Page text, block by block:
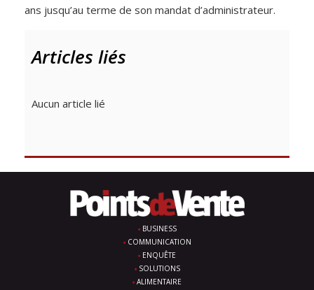
ans jusqu’au terme de son mandat d’administrateur.
Articles liés
Aucun article lié
BUSINESS
COMMUNICATION
ENQUÊTE
SOLUTIONS
ALIMENTAIRE